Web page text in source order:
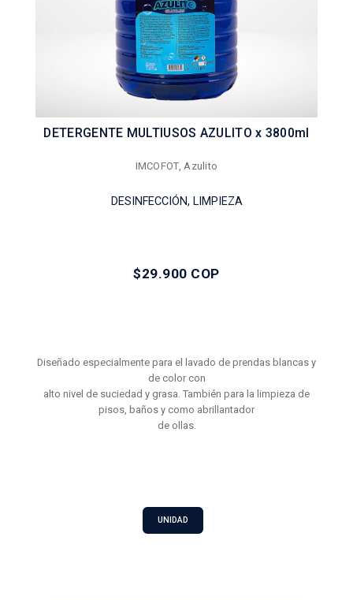
DETERGENTE MULTIUSOS AZULITO x 3800ml
IMCOFOT, Azulito
DESINFECCIÓN, LIMPIEZA
$29.900 COP
Diseñado especialmente para el lavado de prendas blancas y
de color con
alto nivel de suciedad y grasa. También para la limpieza de
pisos, baños y como abrillantador
de ollas.
UNIDAD